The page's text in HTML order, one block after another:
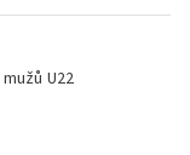
U22